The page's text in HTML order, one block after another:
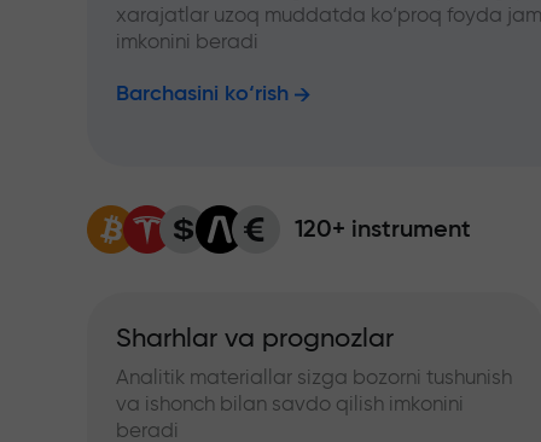
xarajatlar uzoq muddatda ko‘proq foyda
imkonini beradi
Barchasini ko‘rish
120+ instrument
Sharhlar va prognozlar
Analitik materiallar sizga bozorni tushunish
va ishonch bilan savdo qilish imkonini
beradi